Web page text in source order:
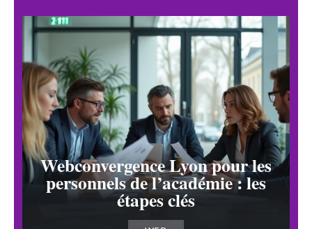
Webconvergence Lyon pour les
personnels de l’académie : les
étapes clés